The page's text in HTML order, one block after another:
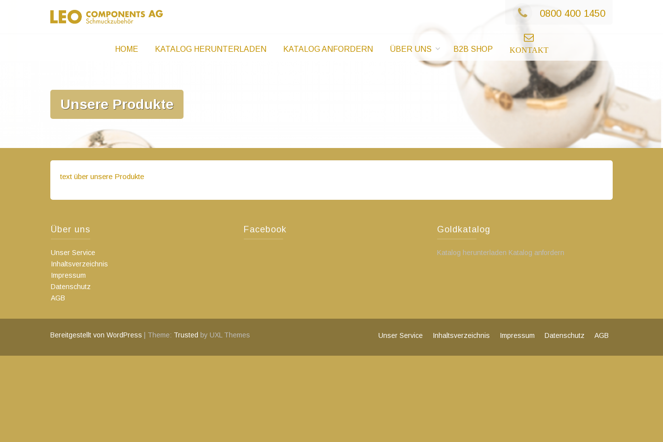
Neu bei Leo Components AG – Goldkatalog 0800 400 1450
HOME KATALOG HERUNTERLADEN KATALOG ANFORDERN ÜBER UNS B2B SHOP KONTAKT
Unsere Produkte
text über unsere Produkte
Über uns
Unser Service
Inhaltsverzeichnis
Impressum
Datenschutz
AGB
Facebook Goldkatalog
Katalog herunterladen Katalog anfordern
Bereitgestellt von WordPress Theme: Trusted by UXL Themes Unser Service Inhaltsverzeichnis Impressum Datenschutz AGB